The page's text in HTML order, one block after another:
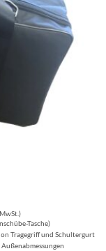
Tasche)
Tragegriff und Schultergurt